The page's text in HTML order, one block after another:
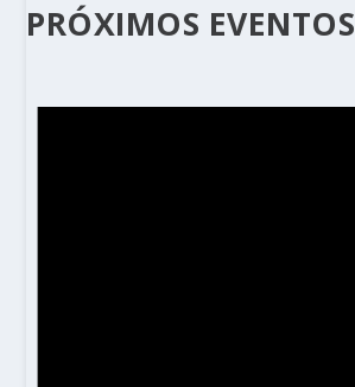
PRÓXIMOS EVENTOS